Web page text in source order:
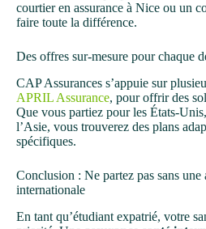
courtier en assurance à Nice ou un
faire toute la différence.
Des offres sur-mesure pour chaque
CAP Assurances s’appuie sur
APRIL Assurance, pour offrir des
Que vous partiez pour les États-
l’Asie, vous trouverez des plans
spécifiques.
Conclusion : Ne partez pas sans une
internationale
En tant qu’étudiant expatrié, votre